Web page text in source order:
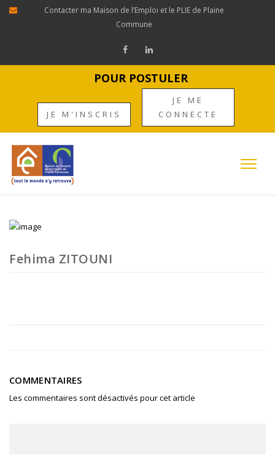
Contacter ma Maison de l’Emploi et le PLIE de Plaine
Commune
POUR POSTULER
JE M'INSCRIS
JE ME
CONNECTE
Fehima ZITOUNI
COMMENTAIRES
Les commentaires sont désactivés pour cet article